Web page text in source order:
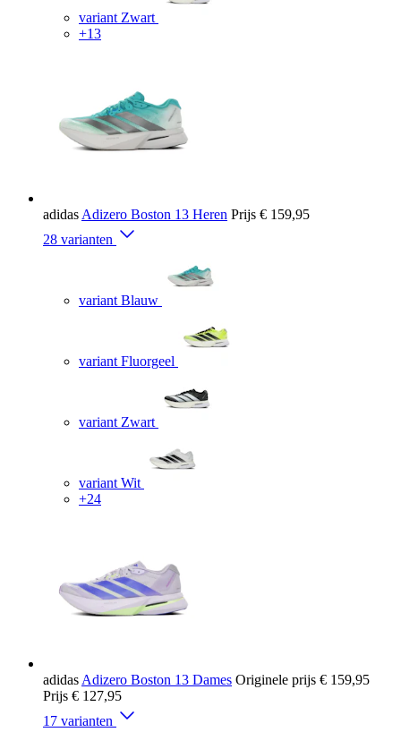
variant Zwart
+13
adidas Adizero Boston 13 Heren Prijs € 159,95
28 varianten
variant Blauw
variant Fluorgeel
variant Zwart
variant Wit
+24
adidas Adizero Boston 13 Dames Originele prijs € 159,95
Prijs € 127,95
17 varianten